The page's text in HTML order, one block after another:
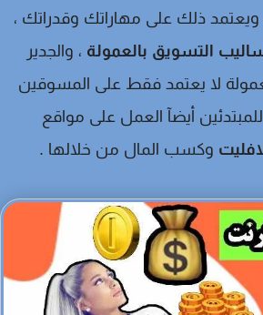
ذلك على مهاراتك وقدراتك ،
التسويق بالعمولة، والجدير
لا يعتمد فقط على المسوقين
أيضآ العمل على مواقع
وكسب المال من خلالها .